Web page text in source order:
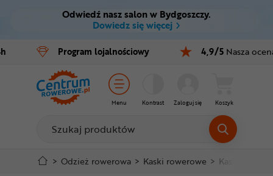
Ctrl M
Menu główne
Informacje o produkcie
Do koszyka
Szczegółowe informacje
Odwiedź nasz salon w Bydgoszczy.
Dowiedz się więcej
Program lojalnościowy 4,9/5 Nasza
Menu Kontrast Zaloguj się Koszyk
Rowery
E-bike
Części
Akcesoria
Odzież
> Odzież rowerowa > Kaski rowerowe > Kaski